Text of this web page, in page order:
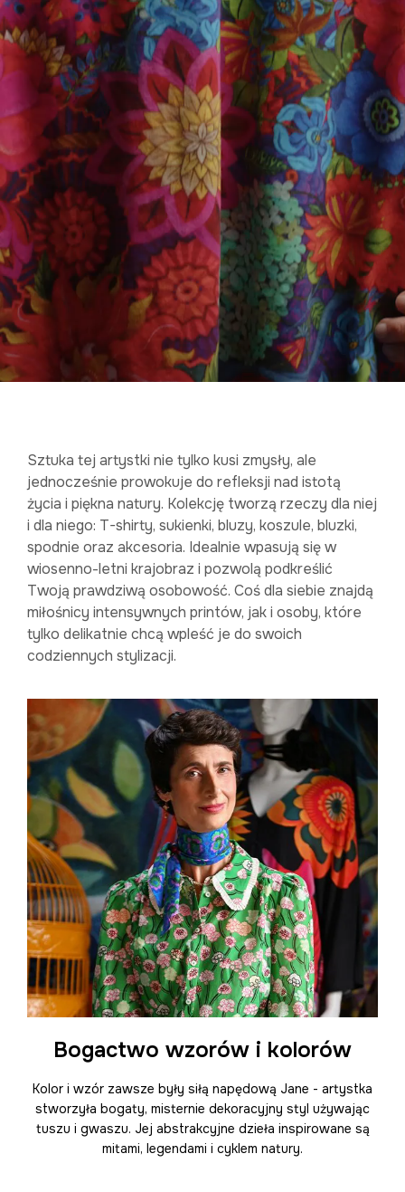
Sztuka tej artystki nie tylko kusi zmysły, ale
jednocześnie prowokuje do refleksji nad istotą
życia i piękna natury. Kolekcję tworzą rzeczy dla niej
i dla niego: T-shirty, sukienki, bluzy, koszule, bluzki,
spodnie oraz akcesoria. Idealnie wpasują się w
wiosenno-letni krajobraz i pozwolą podkreślić
Twoją prawdziwą osobowość. Coś dla siebie znajdą
miłośnicy intensywnych printów, jak i osoby, które
tylko delikatnie chcą wpleść je do swoich
codziennych stylizacji.
Bogactwo wzorów i kolorów
Kolor i wzór zawsze były siłą napędową Jane - artystka
stworzyła bogaty, misternie dekoracyjny styl używając
tuszu i gwaszu. Jej abstrakcyjne dzieła inspirowane są
mitami, legendami i cyklem natury.